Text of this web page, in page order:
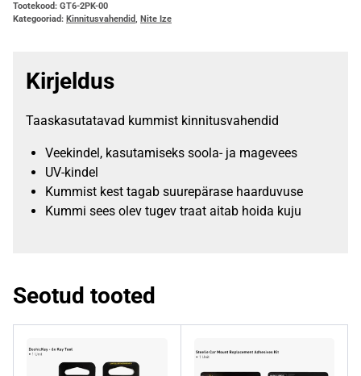
Tootekood: GT6-2PK-00
Kategooriad: Kinnitusvahendid, Nite Ize
Kirjeldus
Taaskasutatavad kummist kinnitusvahendid
Veekindel, kasutamiseks soola- ja magevees
UV-kindel
Kummist kest tagab suurepärase haarduvuse
Kummi sees olev tugev traat aitab hoida kuju
Seotud tooted